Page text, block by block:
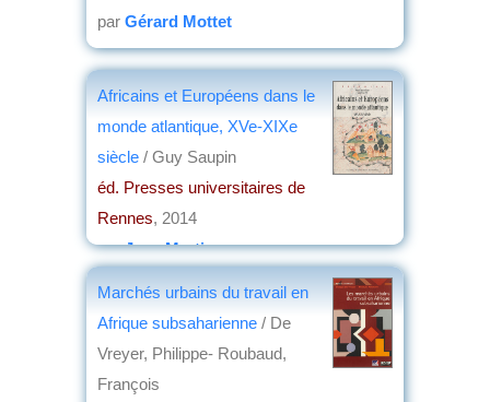
par Gérard Mottet
Africains et Européens dans le
monde atlantique, XVe-XIXe
siècle / Guy Saupin
éd. Presses universitaires de
Rennes, 2014
parJean Martin
Marchés urbains du travail en
Afrique subsaharienne / De
Vreyer, Philippe- Roubaud,
François